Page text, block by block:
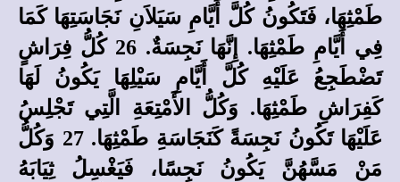
طَمْثِهَا، فَتَكُونُ كُلَّ أَيَّامِ سَيَلاَنِ نَجَاسَتِهَا كَمَا
فِي أَيَّامِ طَمْثِهَا. إِنَّهَا نَجِسَةٌ. 26 كُلُّ فِرَاشٍ
تَضْطَجِعُ عَلَيْهِ كُلَّ أَيَّامِ سَيْلِهَا يَكُونُ لَهَا
كَفِرَاشِ طَمْثِهَا. وَكُلُّ الأَمْتِعَةِ الَّتِي تَجْلِسُ
عَلَيْهَا تَكُونُ نَجِسَةً كَنَجَاسَةِ طَمْثِهَا. 27 وَكُلُّ
مَنْ مَسَّهُنَّ يَكُونُ نَجِسًا، فَيَغْسِلُ ثِيَابَهُ